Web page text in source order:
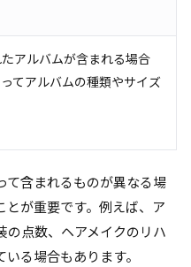
アルバムが含まれる場合
てアルバムの種類やサイズ
て含まれるものが異なる場
が重要です。例えば、ア
の点数、ヘアメイクのリハ
る場合もあります。